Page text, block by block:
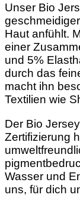
Unser Bio
Haut anfühlt.
einer
und 5%
durch das
macht ihn
Textilien wie
Der Bio
Zertifizierung
Wasser und
uns, für dich